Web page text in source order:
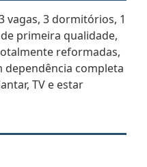
vagas, 3 dormitórios, 1
primeira qualidade,
reformadas,
dependência completa
TV e estar